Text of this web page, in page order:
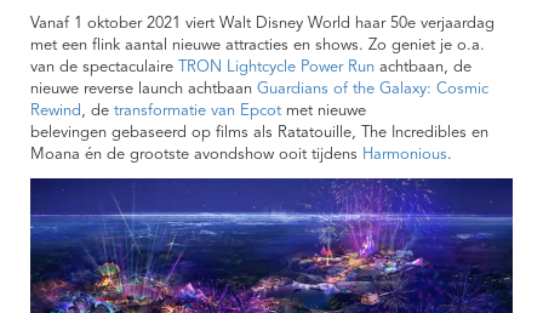
Vanaf 1 oktober 2021 viert Walt Disney World haar 50e verjaardag
met een flink aantal nieuwe attracties en shows. Zo geniet je o.a.
van de spectaculaire
TRON Lightcycle Power Run achtbaan, de
nieuwe reverse launch achtbaan Guardians of the Galaxy: Cosmic
Rewind, de transformatie van Epcot met nieuwe
belevingen gebaseerd op films als Ratatouille, The Incredibles en
Moana én de grootste avondshow ooit tijdens Harmonious.